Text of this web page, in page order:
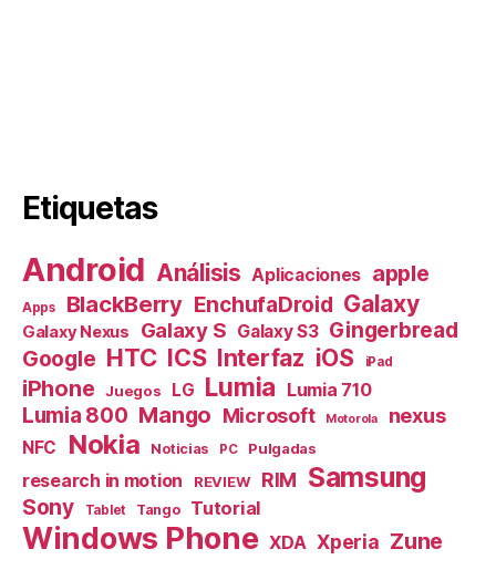
Etiquetas
Android Análisis Aplicaciones apple
Apps BlackBerry EnchufaDroid Galaxy
Galaxy Nexus Galaxy S Galaxy S3 Gingerbread
Google HTC ICS Interfaz iOS iPad
iPhone Juegos LG Lumia Lumia 710
Lumia 800 Mango Microsoft Motorola nexus
NFC Nokia Noticias PC Pulgadas
research in motion REVIEW RIM Samsung
Sony Tablet Tango Tutorial
Windows Phone XDA Xperia Zune